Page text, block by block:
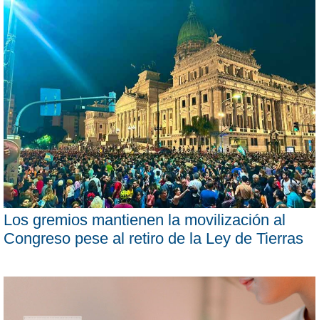
Los gremios mantienen la movilización al
Congreso pese al retiro de la Ley de Tierras